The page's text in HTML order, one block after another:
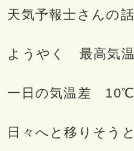
天気予報士さんの
ようやく 最高気
一日の気温差 10℃
日々へと移りそう